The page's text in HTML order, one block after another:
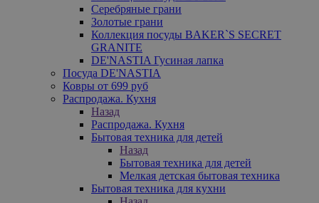
Серебряные грани
Золотые грани
Коллекция посуды BAKER`S SECRET
GRANITE
DE'NASTIA Гусиная лапка
Посуда DE'NASTIA
Ковры от 699 руб
Распродажа. Кухня
Назад
Распродажа. Кухня
Бытовая техника для детей
Назад
Бытовая техника для детей
Мелкая детская бытовая техника
Бытовая техника для кухни